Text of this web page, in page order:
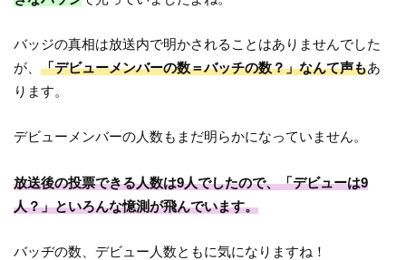
バッジの真相は放送内で明かされることはありませんでした
が、「デビューメンバーの数＝バッチの数？」なんて声もあ
ります。
デビューメンバーの人数もまだ明らかになっていません。
放送後の投票できる人数は9人でしたので、「デビューは9
人？」といろんな憶測が飛んでいます。
バッヂの数、デビュー人数ともに気になりますね！